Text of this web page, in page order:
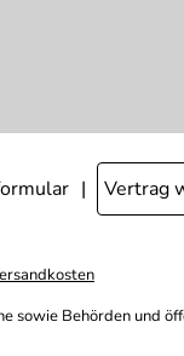
Vertrag
sowie Behörden und